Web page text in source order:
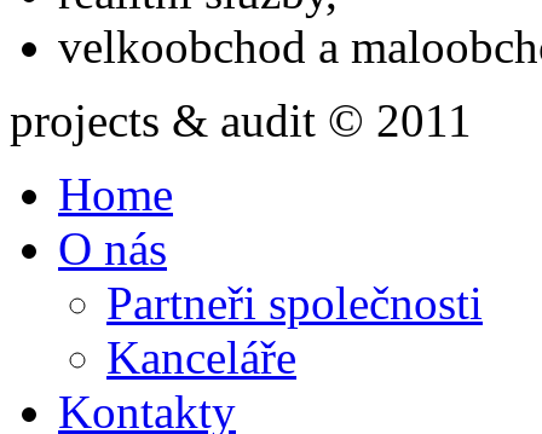
velkoobchod a
projects & audit © 2011
Home
O nás
Partneři společnosti
Kanceláře
Kontakty